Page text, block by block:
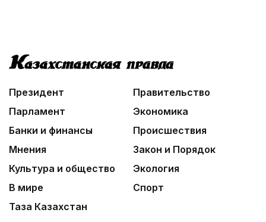
Президент
Правительство
Парламент
Экономика
Банки и финансы
Происшествия
Мнения
Закон и Порядок
Культура и общество
Экология
В мире
Спорт
Таза Казахстан